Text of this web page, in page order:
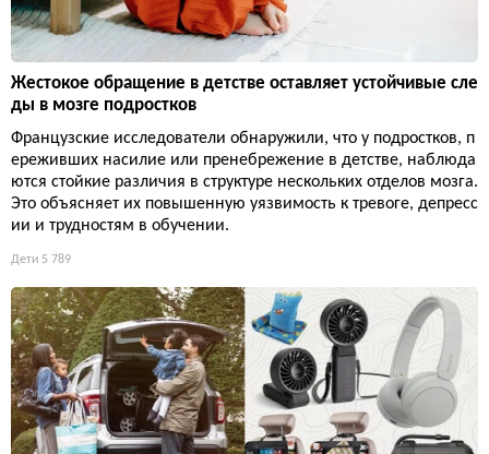
Жестокое обращение в детстве оставляет устойчивые сле
ды в мозге подростков
Французские исследователи обнаружили, что у подростков, п
ереживших насилие или пренебрежение в детстве, наблюда
ются стойкие различия в структуре нескольких отделов мозга.
Это объясняет их повышенную уязвимость к тревоге, депресс
ии и трудностям в обучении.
Дети 5 789